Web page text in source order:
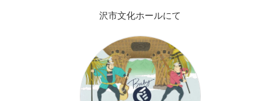
沢市文化ホールにて